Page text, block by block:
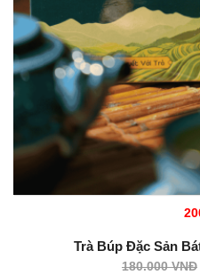
Trà Búp Đặc Sản
180.000VNĐ